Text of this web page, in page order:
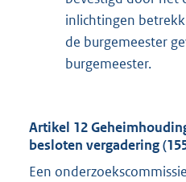
inlichtingen
de burgemeester
burgemeester.
Artikel 12
besloten vergadering
Een